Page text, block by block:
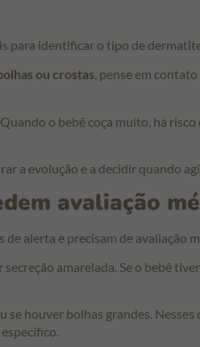
para identificar o tipo de
ou crostas, pense em
o bebê coça muito, há risco
a evolução e a decidir quando
avaliação
de alerta e precisam de avaliação
amarelada. Se o bebê
houver bolhas grandes. Nesses